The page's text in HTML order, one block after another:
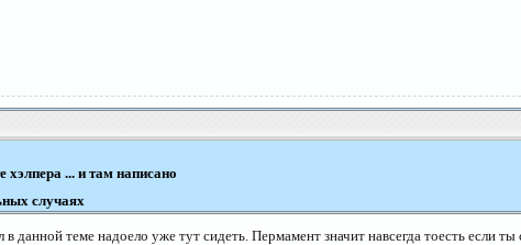
хэлпера ... и там написано
случаях
данной теме надоело уже тут сидеть. Пермамент значит навсегда тоесть если